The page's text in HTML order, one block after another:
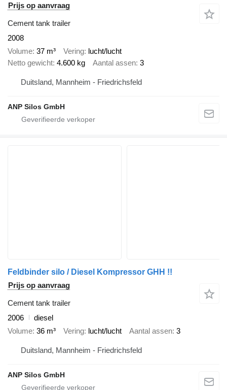
Prijs op aanvraag
Cement tank trailer
2008
Volume 37 m³ Vering lucht/lucht
Netto gewicht 4.600 kg Aantal assen 3
Duitsland, Mannheim - Friedrichsfeld
ANP Silos GmbH
Feldbinder silo / Diesel Kompressor GHH !!
Prijs op aanvraag
Cement tank trailer
2006
diesel
Volume 36 m³ Vering lucht/lucht Aantal assen 3
Duitsland, Mannheim - Friedrichsfeld
ANP Silos GmbH